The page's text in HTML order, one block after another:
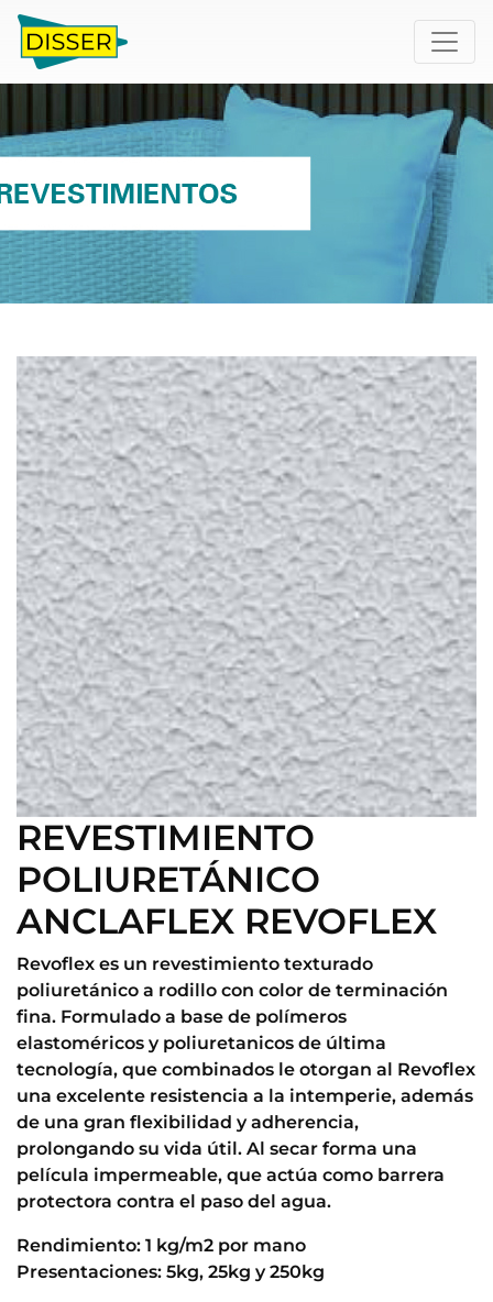
REVESTIMIENTO
POLIURETÁNICO
ANCLAFLEX REVOFLEX
Revoflex es un revestimiento texturado
poliuretánico a rodillo con color de terminación
fina. Formulado a base de polímeros
elastoméricos y poliuretanicos de última
tecnología, que combinados le otorgan al Revoflex
una excelente resistencia a la intemperie, además
de una gran flexibilidad y adherencia,
prolongando su vida útil. Al secar forma una
película impermeable, que actúa como barrera
protectora contra el paso del agua.
Rendimiento: 1 kg/m2 por mano
Presentaciones: 5kg, 25kg y 250kg